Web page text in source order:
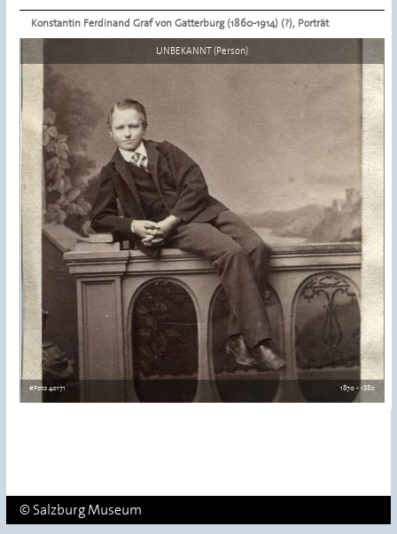
Konstantin Ferdinand Graf von Gatterburg (1860-1914) (?), Porträt
UNBEKANNT (Person)
#Foto 40171 1870 - 1880
Details ansehen
© Salzburg Museum